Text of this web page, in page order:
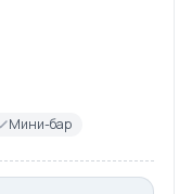
Мини-бар